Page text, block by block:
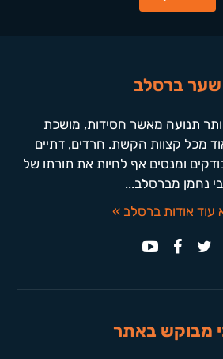
שער ברסלב
תנועה מאשר חסידות, מושכת
מכל קצוות הקשת. חרדים, דתיים
בודקים ומנסים אף לחיות את תורתו של
נחמן מברסלב...
עוד אודות ברסלב »
מבוקש באתר